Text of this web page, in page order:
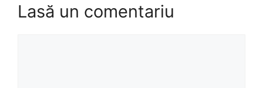
Lasă un comentariu